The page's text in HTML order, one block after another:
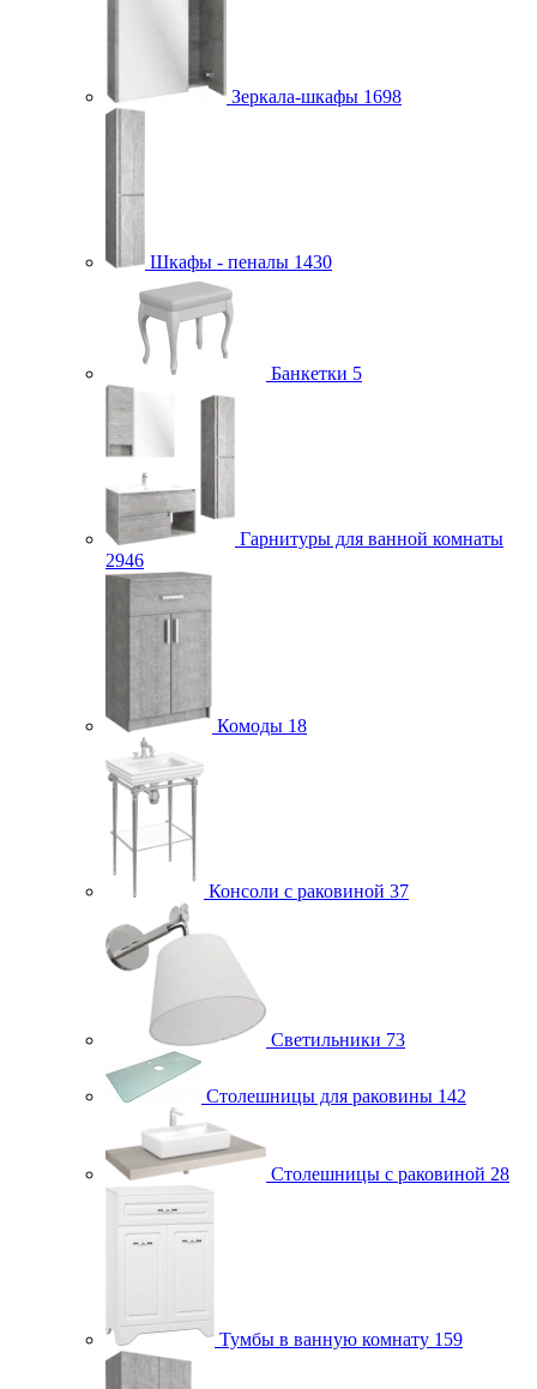
Зеркала-шкафы 1698
Шкафы - пеналы 1430
Банкетки 5
Гарнитуры для ванной комнаты
2946
Комоды 18
Консоли с раковиной 37
Светильники 73
Столешницы для раковины 142
Столешницы с раковиной 28
Тумбы в ванную комнату 159